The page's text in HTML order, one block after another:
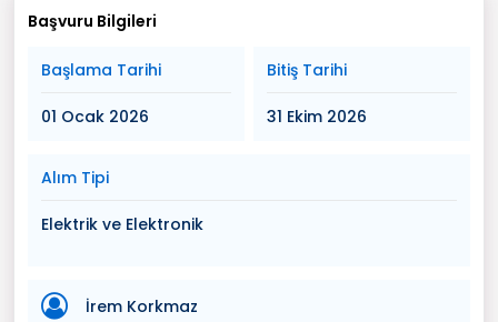
Başvuru Bilgileri
Başlama Tarihi
01 Ocak 2026
Bitiş Tarihi
31 Ekim 2026
Alım Tipi
Elektrik ve Elektronik
İrem Korkmaz